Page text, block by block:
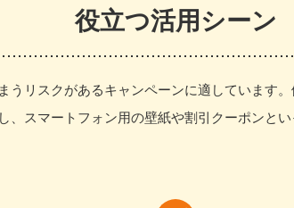
役立つ活用シーン
うリスクがあるキャンペーンに適しています
、スマートフォン用の壁紙や割引クーポンと